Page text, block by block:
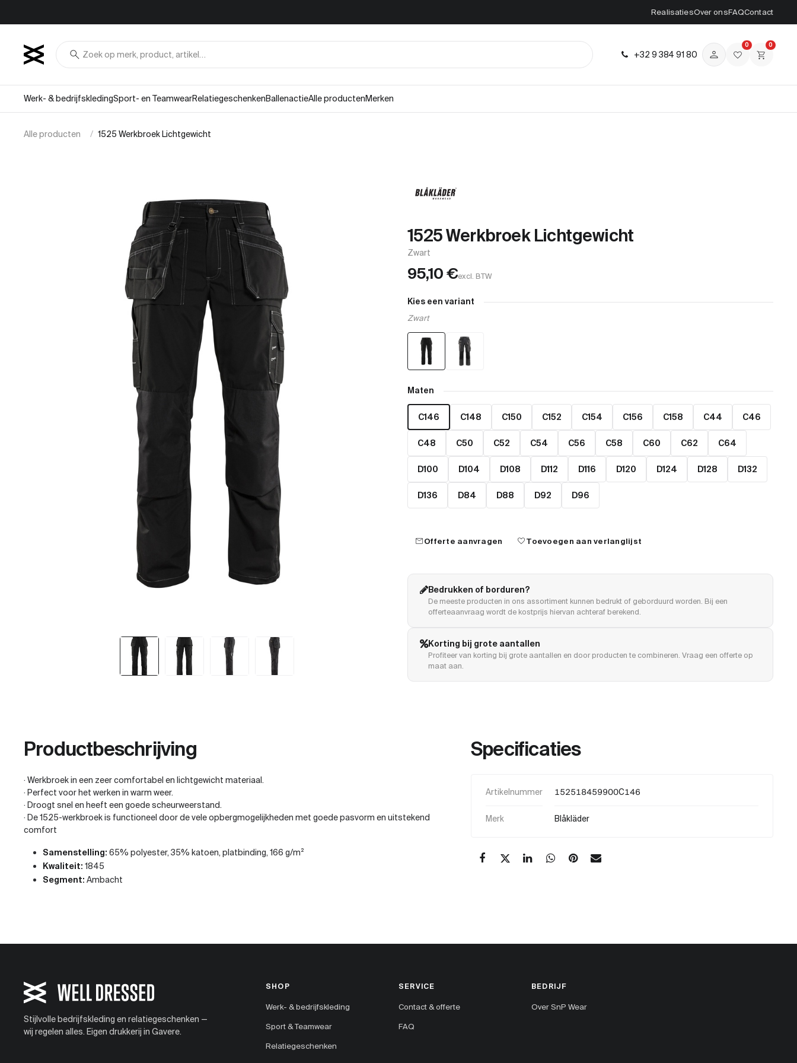
RealisatiesOver onsFAQContact
search
0
0
+32 9 384 91 80
Werk- & bedrijfskledingSport- en TeamwearRelatiegeschenkenBallenactieAlle productenMerken
Alle producten 1525 Werkbroek Lichtgewicht
1525 Werkbroek Lichtgewicht
Zwart
95,10€excl. BTW
Kies een variant
Zwart
Maten
C146 C148 C150 C152 C154 C156 C158 C44 C46
C48 C50 C52 C54 C56 C58 C60 C62 C64
D100 D104 D108 D112 D116 D120 D124 D128 D132
D136 D84 D88 D92 D96
mailOfferte aanvragen favoriteToevoegen aan verlanglijst
Bedrukken of borduren?
De meeste producten in ons assortiment kunnen bedrukt of geborduurd worden. Bij een
offerteaanvraag wordt de kostprijs hiervan achteraf berekend.
Korting bij grote aantallen
Profiteer van korting bij grote aantallen en door producten te combineren. Vraag een offerte op
maat aan.
Productbeschrijving
· Werkbroek in een zeer comfortabel en lichtgewicht materiaal.
· Perfect voor het werken in warm weer.
· Droogt snel en heeft een goede scheurweerstand.
· De 1525-werkbroek is functioneel door de vele opbergmogelijkheden met goede pasvorm en uitstekend
comfort
Samenstelling: 65% polyester, 35% katoen, platbinding, 166 g/m²
Kwaliteit: 1845
Segment: Ambacht
Specificaties
Artikelnummer 152518459900C146
Merk Blåkläder
Stijlvolle bedrijfskleding en relatiegeschenken —
wij regelen alles. Eigen drukkerij in Gavere.
SHOP
Werk- & bedrijfskleding
Sport & Teamwear
Relatiegeschenken
SERVICE
Contact & offerte
FAQ
BEDRIJF
Over SnP Wear